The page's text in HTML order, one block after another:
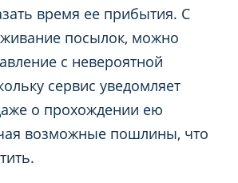
время ее прибытия. С
посылок, можно
с невероятной
сервис уведомляет
о прохождении ею
возможные пошлины, что